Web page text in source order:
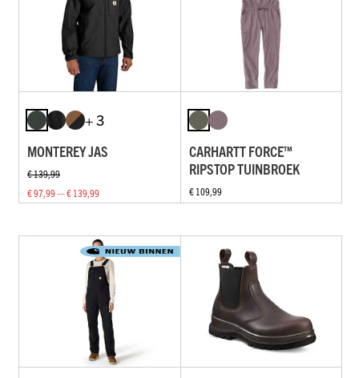
+ 3
MONTEREY JAS
€ 139,99
€ 97,99 — € 139,99
CARHARTT FORCE™
RIPSTOP TUINBROEK
€ 109,99